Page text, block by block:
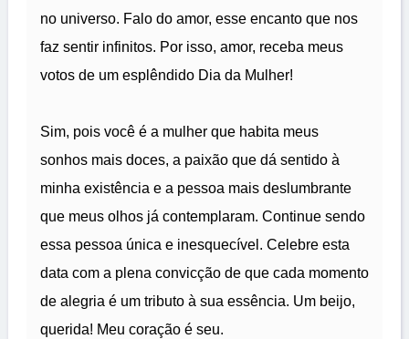
no universo. Falo do amor, esse encanto que nos
faz sentir infinitos. Por isso, amor, receba meus
votos de um esplêndido Dia da Mulher!
Sim, pois você é a mulher que habita meus
sonhos mais doces, a paixão que dá sentido à
minha existência e a pessoa mais deslumbrante
que meus olhos já contemplaram. Continue sendo
essa pessoa única e inesquecível. Celebre esta
data com a plena convicção de que cada momento
de alegria é um tributo à sua essência. Um beijo,
querida! Meu coração é seu.